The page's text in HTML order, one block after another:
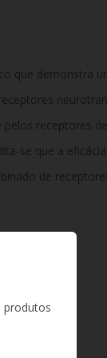
que demonstra
receptores
se que a
de
mg
lactose
produtos